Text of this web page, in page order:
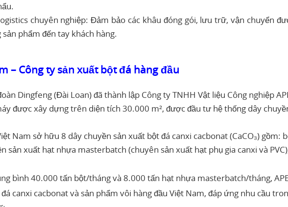
chuyên nghiệp: Đảm bảo các khâu đóng gói, lưu trữ, vận chuyển
phẩm đến tay khách hàng.
– Công ty sản xuất bột đá hàng đầu
Dingfeng (Đài Loan) đã thành lập Công ty TNHH Vật liệu Công nghiệp
được xây dựng trên diện tích 30.000 m², được đầu tư hệ thống dây
Nam sở hữu 8 dây chuyền sản xuất bột đá canxi cacbonat (CaCO₃) gồm:
sản xuất hạt nhựa masterbatch (chuyên sản xuất hạt phụ gia canxi và
bình 40.000 tấn bột/tháng và 8.000 tấn hạt nhựa masterbatch/tháng,
canxi cacbonat và sản phẩm vôi hàng đầu Việt Nam, đáp ứng nhu cầu